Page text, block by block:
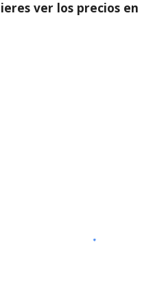
ver los precios en